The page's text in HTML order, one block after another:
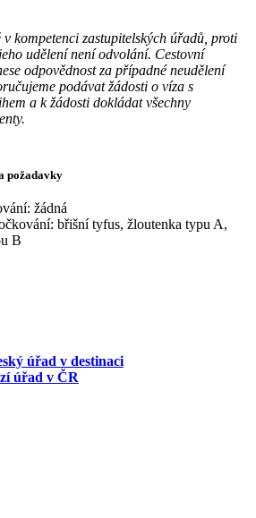
kompetenci zastupitelských úřadů, proti
udělení není odvolání. Cestovní
odpovědnost za případné neudělení
podávat žádosti o víza s
a k žádosti dokládat všechny
požadavky
žádná
břišní tyfus, žloutenka typu A,
B
úřad v destinaci
úřad v ČR